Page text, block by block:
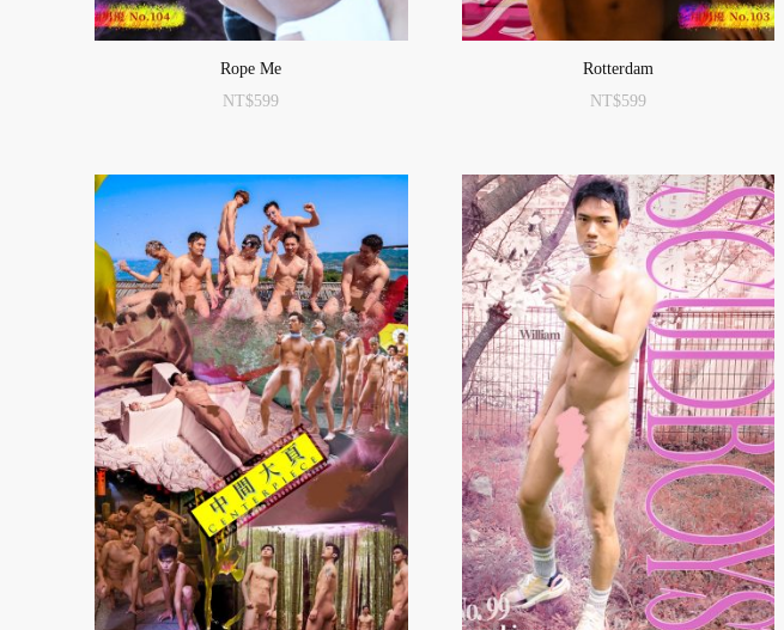
Rope Me
NT$599
Rotterdam
NT$599